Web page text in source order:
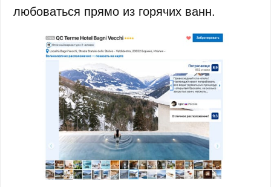
любоваться прямо из горячих ванн.